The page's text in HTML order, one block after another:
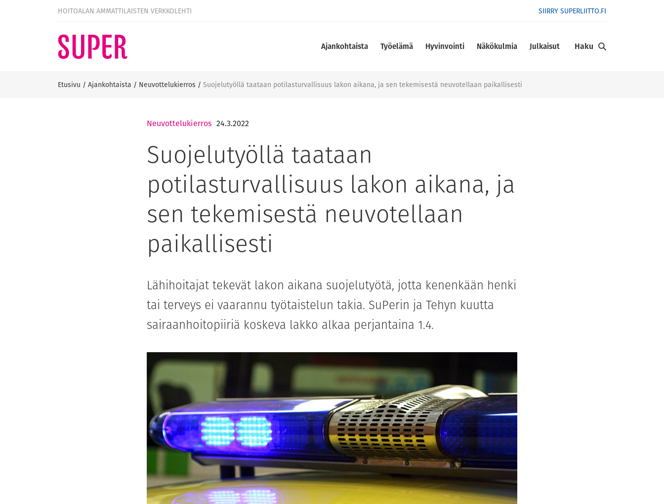
HOITOALAN AMMATTILAISTEN VERKKOLEHTI SIIRRY SUPERLIITTO.FI
Ajankohtaista Työelämä Hyvinvointi Näkökulmia Julkaisut Haku
Etusivu / Ajankohtaista / Neuvottelukierros / Suojelutyöllä taataan potilasturvallisuus lakon aikana, ja sen tekemisestä neuvotellaan paikallisesti
Neuvottelukierros 24.3.2022
Suojelutyöllä taataan
potilasturvallisuus lakon aikana, ja
sen tekemisestä neuvotellaan
paikallisesti
Lähihoitajat tekevät lakon aikana suojelutyötä, jotta kenenkään henki
tai terveys ei vaarannu työtaistelun takia. SuPerin ja Tehyn kuutta
sairaanhoitopiiriä koskeva lakko alkaa perjantaina 1.4.